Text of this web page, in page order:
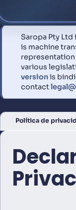
Saropa Pty
is machine
representation
various
versionis
contact
Política de